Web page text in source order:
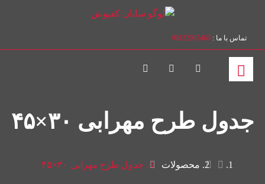
تماس با ما : 09122962469
جدول طرح مهرابی ۳۰×۴۵
محصولات جدول طرح مهرابی ۳۰×۴۵